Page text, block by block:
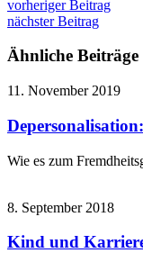
vorheriger Beitrag
nächster Beitrag
Ähnliche Beiträge
11. November 2019
Wie es zum
8. September 2018
Kind und